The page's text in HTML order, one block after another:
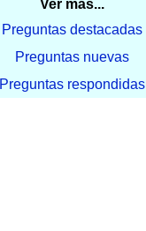
Ver más...
Preguntas destacadas
Preguntas nuevas
Preguntas respondidas